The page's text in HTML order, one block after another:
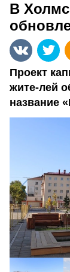
В
Проект
жите-лей
название